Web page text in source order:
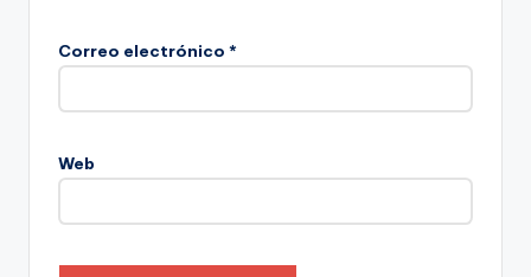
Correo electrónico *
Web